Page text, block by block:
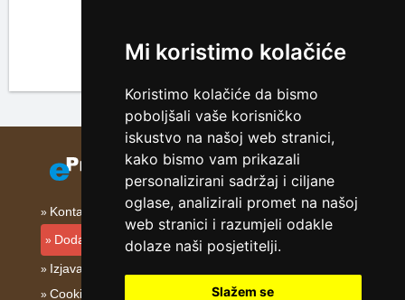
Mi koristimo kolačiće
Koristimo kolačiće da bismo
poboljšali vaše korisničko
iskustvo na našoj web stranici,
kako bismo vam prikazali
personalizirani sadržaj i ciljane
oglase, analizirali promet na našoj
web stranici i razumjeli odakle
dolaze naši posjetitelji.
Slažem se
Detaljan opis »
Kontakt
Dodati smještajni objekt
Izjava o privatnosti
Cookies